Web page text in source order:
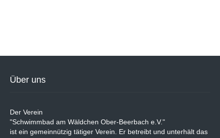
Über uns
Der Verein
"Schwimmbad am Wäldchen Ober-Beerbach e.V."
ist ein gemeinnützig tätiger Verein. Er betreibt und unterhält das